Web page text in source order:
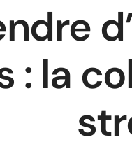
: la